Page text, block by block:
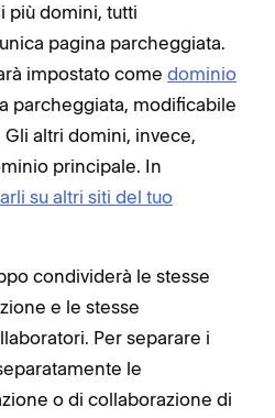
più domini, tutti
pagina parcheggiata.
impostato come dominio
parcheggiata, modificabile
altri domini, invece,
principale. In
su altri siti del tuo
condividerà le stesse
e le stesse
Per separare i
le
o di collaborazione di